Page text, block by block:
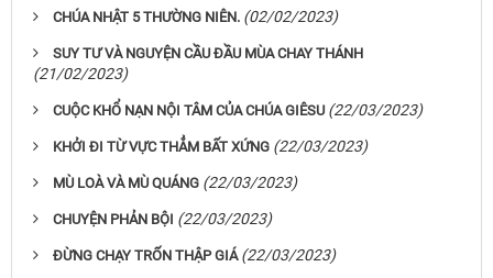
CHÚA NHẬT 5 THƯỜNG NIÊN. (02/02/2023)
SUY TƯ VÀ NGUYỆN CẦU ĐẦU MÙA CHAY THÁNH
(21/02/2023)
CUỘC KHỔ NẠN NỘI TÂM CỦA CHÚA GIÊSU (22/03/2023)
KHỞI ĐI TỪ VỰC THẲM BẤT XỨNG (22/03/2023)
MÙ LOÀ VÀ MÙ QUÁNG (22/03/2023)
CHUYỆN PHẢN BỘI (22/03/2023)
ĐỪNG CHẠY TRỐN THẬP GIÁ (22/03/2023)